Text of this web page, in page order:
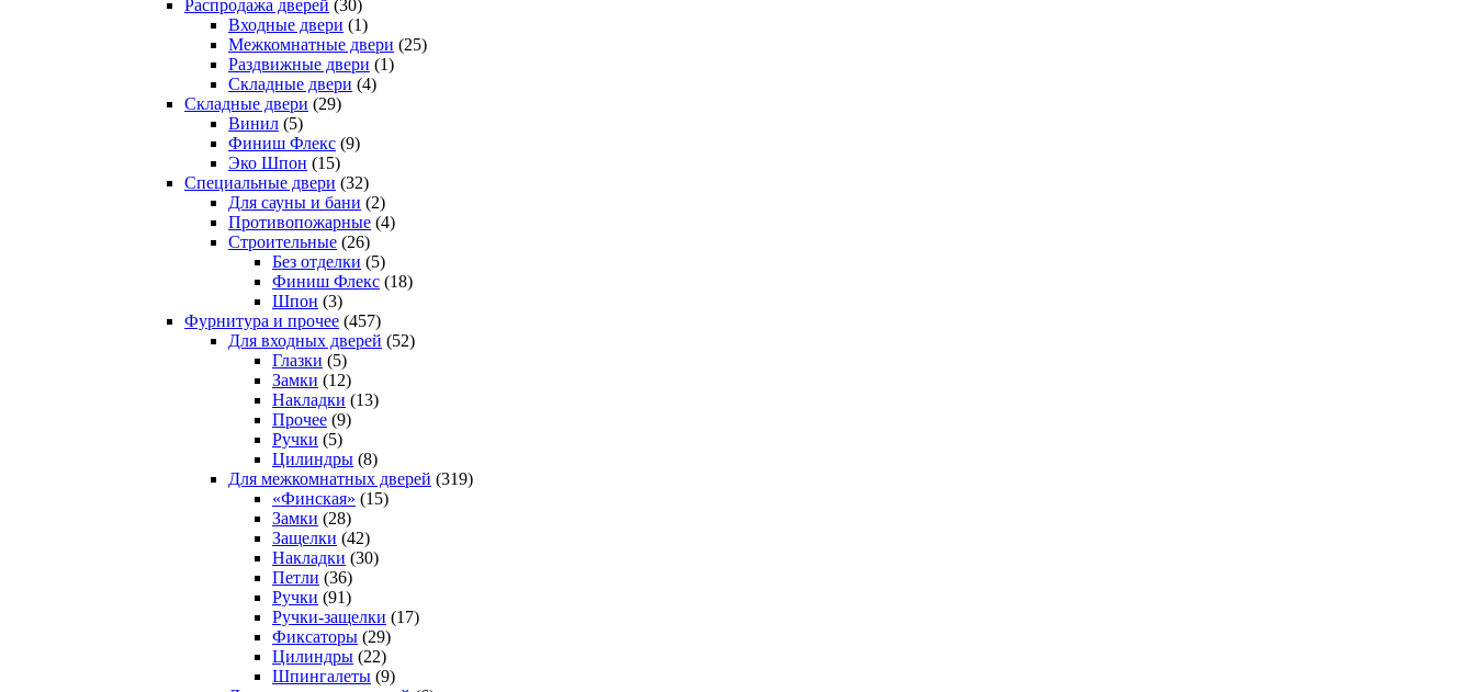
Распродажа дверей (30)
Входные двери (1)
Межкомнатные двери (25)
Раздвижные двери (1)
Складные двери (4)
Складные двери (29)
Винил (5)
Финиш Флекс (9)
Эко Шпон (15)
Специальные двери (32)
Для сауны и бани (2)
Противопожарные (4)
Строительные (26)
Без отделки (5)
Финиш Флекс (18)
Шпон (3)
Фурнитура и прочее (457)
Для входных дверей (52)
Глазки (5)
Замки (12)
Накладки (13)
Прочее (9)
Ручки (5)
Цилиндры (8)
Для межкомнатных дверей (319)
«Финская» (15)
Замки (28)
Защелки (42)
Накладки (30)
Петли (36)
Ручки (91)
Ручки-защелки (17)
Фиксаторы (29)
Цилиндры (22)
Шпингалеты (9)